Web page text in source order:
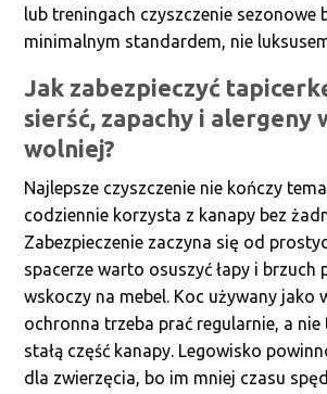
lub treningach czyszczenie sezonowe
minimalnym standardem, nie
Jak zabezpieczyć
sierść, zapachy i alergeny
wolniej?
Najlepsze czyszczenie nie kończy
codziennie korzysta z kanapy bez
Zabezpieczenie zaczyna się od
spacerze warto osuszyć łapy i brzuch
wskoczy na mebel. Koc używany jako
ochronna trzeba prać regularnie, a
stałą część kanapy. Legowisko
dla zwierzęcia, bo im mniej czasu